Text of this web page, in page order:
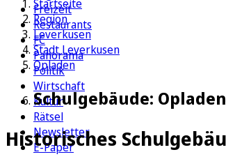
Freizeit
Restaurants
FC
Panorama
Politik
Wirtschaft
Kultur
Rätsel
Newsletter
E-Paper
Startseite
Region
Leverkusen
Stadt Leverkusen
Opladen
Schulgebäude:
Historisches